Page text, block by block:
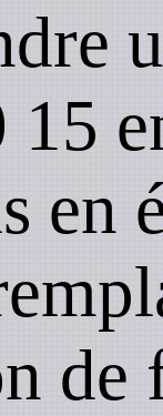
15
en
de